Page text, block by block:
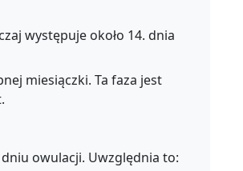
występuje około 14. dnia
miesiączki. Ta faza jest
owulacji. Uwzględnia to: